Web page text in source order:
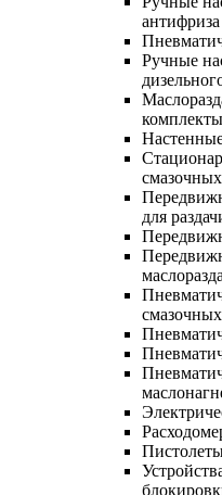
антифриза
Ручные
комплекты
для